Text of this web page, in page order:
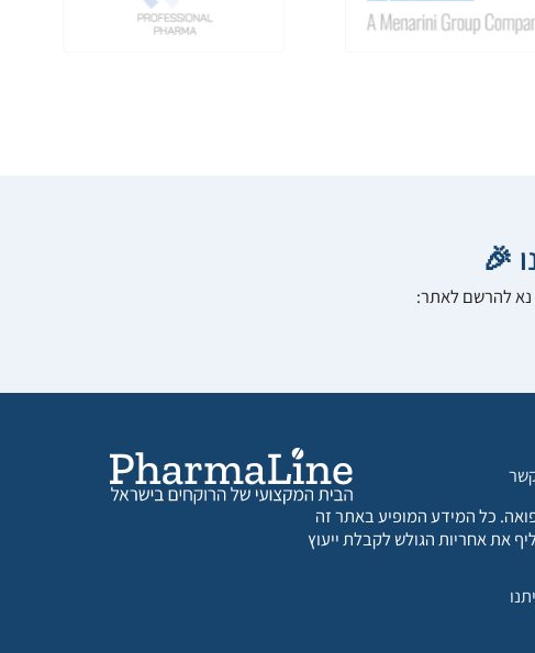
🎉
נא להרשם לאתר:
כל המידע המופיע באתר זה
את אחריות הגולש לקבלת ייעוץ